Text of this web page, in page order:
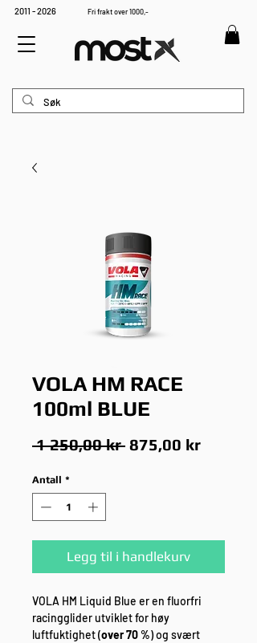
2011 - 2026 Fri frakt over 1000,-
VOLA HM RACE
100ml BLUE
1 250,00 kr Vanlig
875,00 kr
Antall *
Legg til i handlekurv
VOLA HM Liquid Blue er en fluorfri
racingglider utviklet for høy
luftfuktighet (over 70 %) og svært